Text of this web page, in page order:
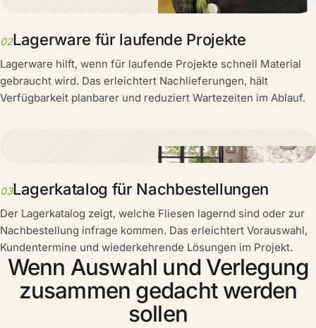
02Lagerware für laufende Projekte
Lagerware hilft, wenn für laufende Projekte schnell Material
gebraucht wird. Das erleichtert Nachlieferungen, hält
Verfügbarkeit planbarer und reduziert Wartezeiten im Ablauf.
03Lagerkatalog für Nachbestellungen
Der Lagerkatalog zeigt, welche Fliesen lagernd sind oder zur
Nachbestellung infrage kommen. Das erleichtert Vorauswahl,
Kundentermine und wiederkehrende Lösungen im Projekt.
Wenn Auswahl und Verlegung
zusammen gedacht werden
sollen